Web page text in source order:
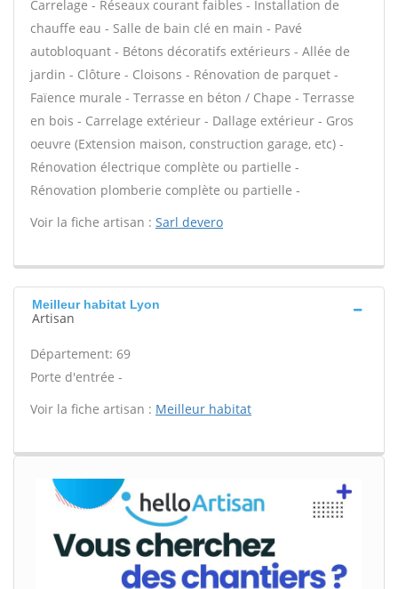
Carrelage - Réseaux courant faibles - Installation de
chauffe eau - Salle de bain clé en main - Pavé
autobloquant - Bétons décoratifs extérieurs - Allée de
jardin - Clôture - Cloisons - Rénovation de parquet -
Faïence murale - Terrasse en béton / Chape - Terrasse
en bois - Carrelage extérieur - Dallage extérieur - Gros
oeuvre (Extension maison, construction garage, etc) -
Rénovation électrique complète ou partielle -
Rénovation plomberie complète ou partielle -
Voir la fiche artisan : Sarl devero
Meilleur habitat Lyon
Artisan
Département: 69
Porte d'entrée -
Voir la fiche artisan : Meilleur habitat